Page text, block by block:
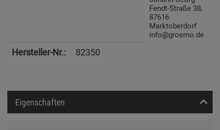
Fendt-Straße 38,
87616
Marktoberdorf
info@groemo.de
Hersteller-Nr.: 82350
Eigenschaften